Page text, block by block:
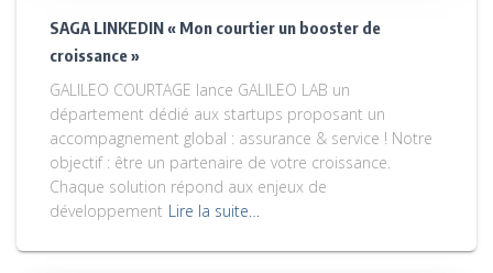
SAGA LINKEDIN « Mon courtier un booster de
croissance »
GALILEO COURTAGE lance GALILEO LAB un
département dédié aux startups proposant un
accompagnement global : assurance & service ! Notre
objectif : être un partenaire de votre croissance.
Chaque solution répond aux enjeux de
développement Lire la suite…